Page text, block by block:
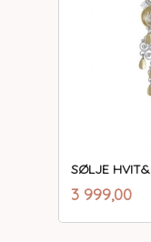
SØLJE
Pris
3 999,00mva.